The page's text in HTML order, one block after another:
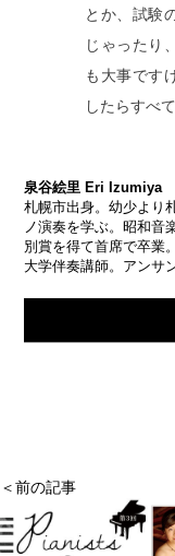
とか、試験
じゃったり
も大事です
したらすべ
泉谷絵里 Eri Izumiya
札幌市出身。幼少より
ノ演奏を学ぶ。昭和音
別賞を得て首席で卒業
大学伴奏講師。アンサ
＜前の記事